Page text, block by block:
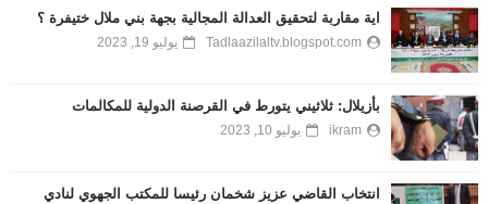
اية مقاربة لتحقيق العدالة المجالية بجهة بني ملال ختيفرة ؟
Tadlaazilaltv.blogspot.com يوليو 19, 2023
بأزيلال: ثلاثيني يتورط في القرصنة الدولية للمكالمات
ikram يوليو 10, 2023
انتخاب القاضي عزيز شخمان رئيسا للمكتب الجهوي لنادي